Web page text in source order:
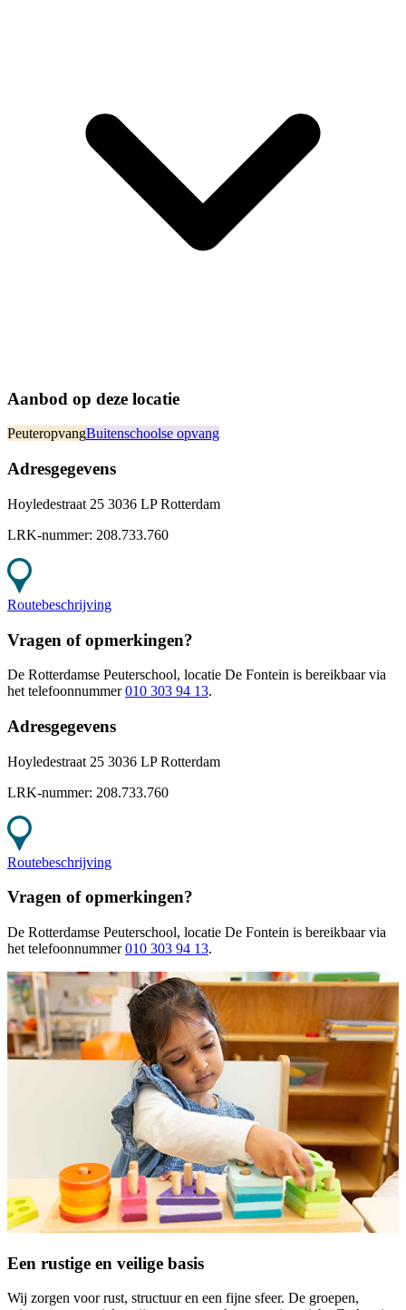
Aanbod op deze locatie
PeuteropvangBuitenschoolse opvang
Adresgegevens
Hoyledestraat 25 3036 LP Rotterdam
LRK-nummer: 208.733.760
Routebeschrijving
Vragen of opmerkingen?
De Rotterdamse Peuterschool, locatie De Fontein is bereikbaar via
het telefoonnummer 010 303 94 13.
Adresgegevens
Hoyledestraat 25 3036 LP Rotterdam
LRK-nummer: 208.733.760
Routebeschrijving
Vragen of opmerkingen?
De Rotterdamse Peuterschool, locatie De Fontein is bereikbaar via
het telefoonnummer 010 303 94 13.
Een rustige en veilige basis
Wij zorgen voor rust, structuur en een fijne sfeer. De groepen,